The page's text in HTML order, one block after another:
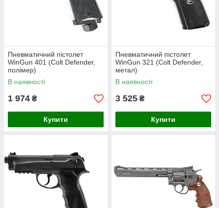
Пневматичний пістолет
WinGun 401 (Colt Defender,
полімер)
В наявності
1 974 ₴
Купити
Пневматичний пістолет
WinGun 321 (Colt Defender,
метал)
В наявності
3 525 ₴
Купити